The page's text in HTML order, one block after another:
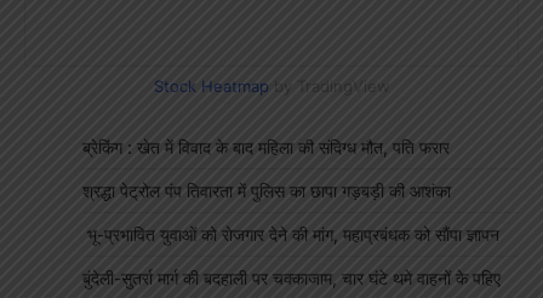
Stock Heatmap by TradingView
ब्रेकिंग : खेत में विवाद के बाद महिला की संदिग्ध मौत, पति फरार
श्रद्धा पेट्रोल पंप तिवारता में पुलिस का छापा गड़बड़ी की आशंका
भू-प्रभावित युवाओं को रोजगार देने की मांग, महाप्रबंधक को सौंपा ज्ञापन
बुंदेली-सुतर्रा मार्ग की बदहाली पर चक्काजाम, चार घंटे थमे वाहनों के पहिए